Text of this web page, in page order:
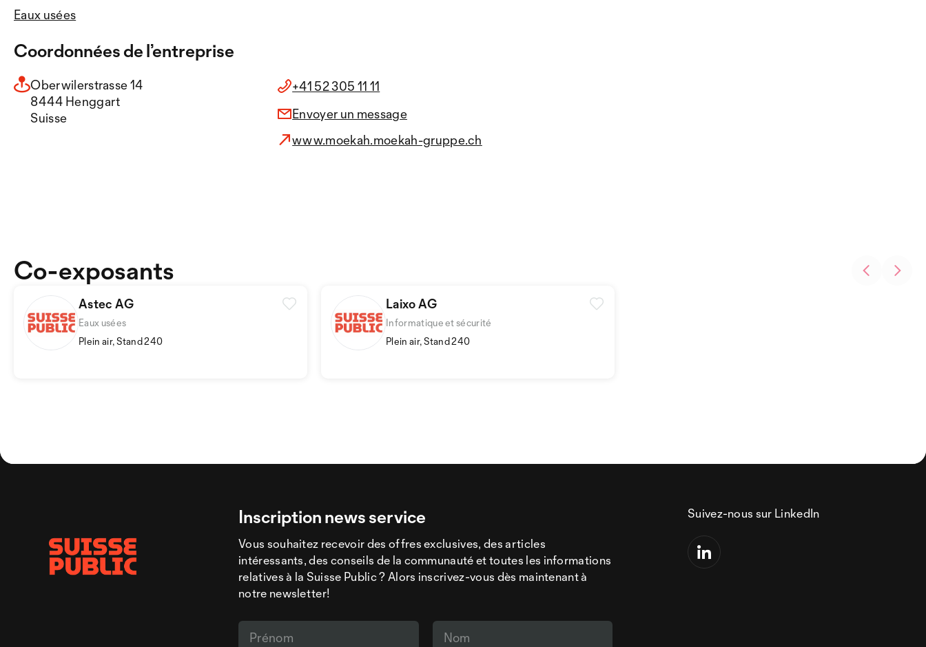
Eaux usées
Coordonnées de l’entreprise
Oberwilerstrasse 14
8444 Henggart
Suisse
+41 52 305 11 11
Envoyer un message
www.moekah.moekah-gruppe.ch
Astec AG
Eaux usées
Plein air, Stand 240
Laixo AG
Informatique et sécurité
Plein air, Stand 240
Co-exposants
Inscription news service
Vous souhaitez recevoir des offres exclusives, des articles
intéressants, des conseils de la communauté et toutes les informations
relatives à la Suisse Public ? Alors inscrivez-vous dès maintenant à
notre newsletter!
Suivez-nous sur LinkedIn